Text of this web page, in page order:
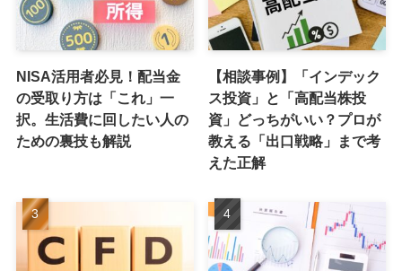
NISA活用者必見！配当金
の受取り方は「これ」一
択。生活費に回したい人の
ための裏技も解説
【相談事例】「インデック
ス投資」と「高配当株投
資」どっちがいい？プロが
教える「出口戦略」まで考
えた正解